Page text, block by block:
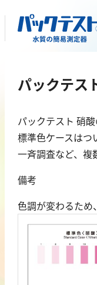
パックテス
パックテスト 硝酸
標準色ケースはつ
一斉調査など、複
備考
色調が変わるため
ら
製品を探す
目的か
製品を
金属
亜鉛
アルミニウム
カドミウム
金